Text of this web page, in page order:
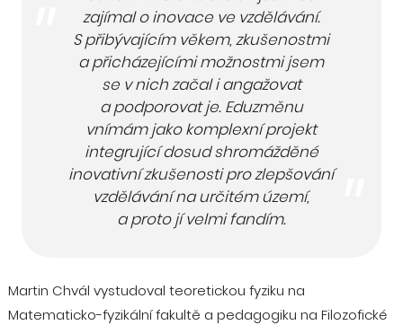
zajímal o inovace ve vzdělávání.
S přibývajícím věkem, zkušenostmi
a přicházejícími možnostmi jsem
se v nich začal i angažovat
a podporovat je. Eduzměnu
vnímám jako komplexní projekt
integrující dosud shromážděné
inovativní zkušenosti pro zlepšování
vzdělávání na určitém území,
a proto jí velmi fandím.
Martin Chvál vystudoval teoretickou fyziku na
Matematicko-fyzikální fakultě a pedagogiku na Filozofické